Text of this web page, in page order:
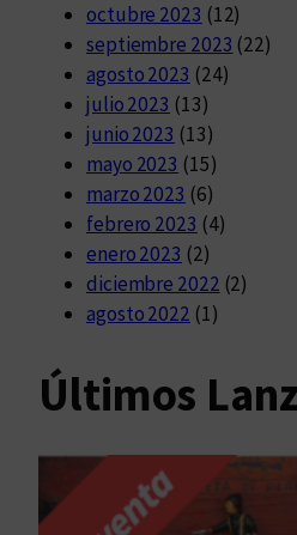
octubre 2023 (12)
septiembre 2023 (22)
agosto 2023 (24)
julio 2023 (13)
junio 2023 (13)
mayo 2023 (15)
marzo 2023 (6)
febrero 2023 (4)
enero 2023 (2)
diciembre 2022 (2)
agosto 2022 (1)
Últimos